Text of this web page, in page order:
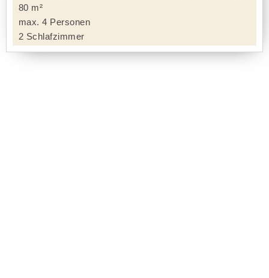
80 m²
max. 4 Personen
2 Schlafzimmer